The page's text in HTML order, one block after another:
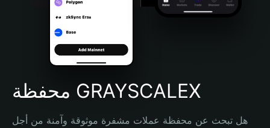
Português (Brasil)
Español (Argentina)
محفظة GRAYSCALEX
هل تبحث عن محفظة عملات مشفرة موثوقة وآمنة من أجل